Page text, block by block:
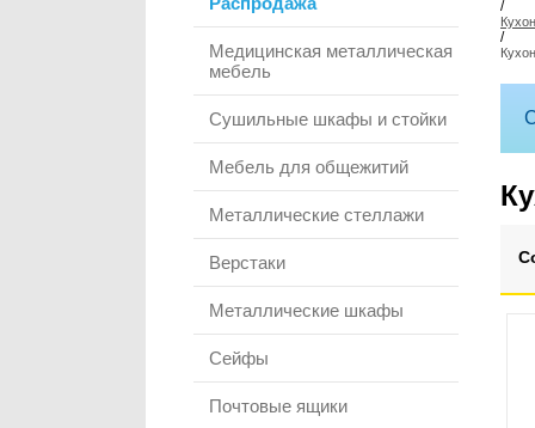
Медицинская металлическая
мебель
Сушильные шкафы и стойки
Мебель для общежитий
Металлические стеллажи
Верстаки
Металлические шкафы
Сейфы
Почтовые ящики
/
/